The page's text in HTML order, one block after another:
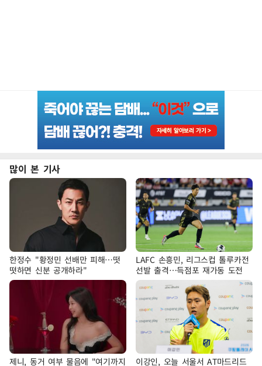
많이 본 기사
한정수 "황정민 선배만 피해…떳
떳하면 신분 공개하라"
LAFC 손흥민, 리그스컵 톨루카전
선발 출격…득점포 재가동 도전
제니, 동거 여부 물음에 "여기까지
이강인, 오늘 서울서 AT마드리드